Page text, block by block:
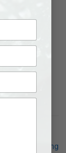
hôn đơn phương